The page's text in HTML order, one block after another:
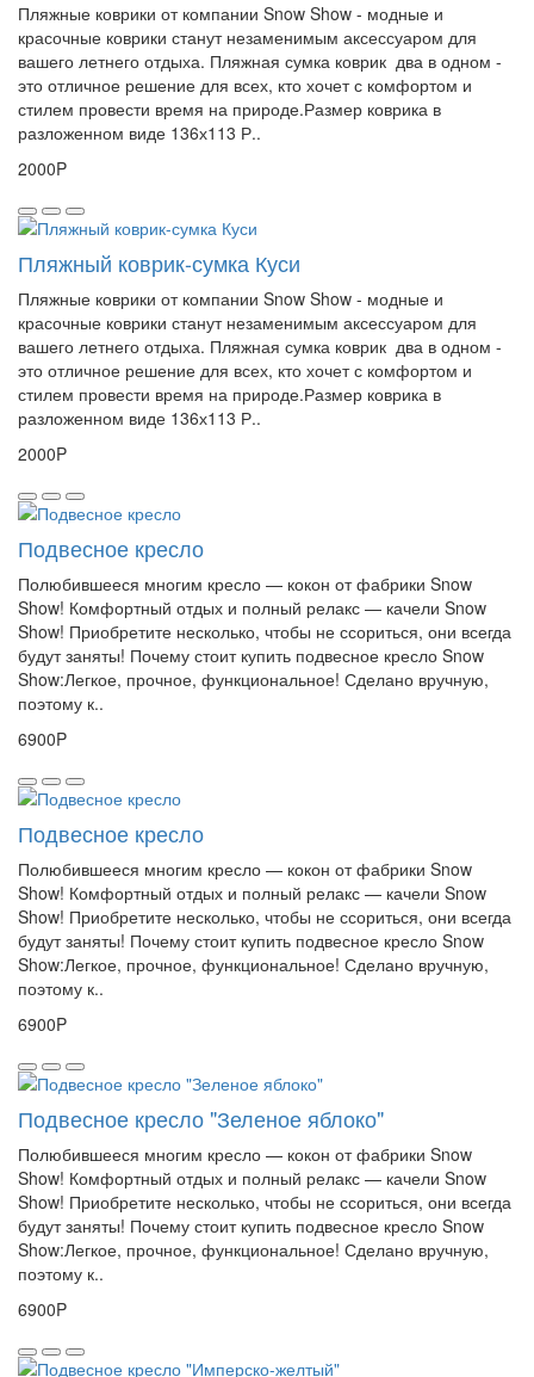
Пляжные коврики от компании Snow Show - модные и
красочные коврики станут незаменимым аксессуаром для
вашего летнего отдыха. Пляжная сумка коврик два в одном -
это отличное решение для всех, кто хочет с комфортом и
стилем провести время на природе.Размер коврика в
разложенном виде 136х113 Р..
2000P
Пляжный коврик-сумка Куси
Пляжные коврики от компании Snow Show - модные и
красочные коврики станут незаменимым аксессуаром для
вашего летнего отдыха. Пляжная сумка коврик два в одном -
это отличное решение для всех, кто хочет с комфортом и
стилем провести время на природе.Размер коврика в
разложенном виде 136х113 Р..
2000P
Подвесное кресло
Полюбившееся многим кресло — кокон от фабрики Snow
Show! Комфортный отдых и полный релакс — качели Snow
Show! Приобретите несколько, чтобы не ссориться, они всегда
будут заняты! Почему стоит купить подвесное кресло Snow
Show:Легкое, прочное, функциональное! Сделано вручную,
поэтому к..
6900P
Подвесное кресло
Полюбившееся многим кресло — кокон от фабрики Snow
Show! Комфортный отдых и полный релакс — качели Snow
Show! Приобретите несколько, чтобы не ссориться, они всегда
будут заняты! Почему стоит купить подвесное кресло Snow
Show:Легкое, прочное, функциональное! Сделано вручную,
поэтому к..
6900P
Подвесное кресло "Зеленое яблоко"
Полюбившееся многим кресло — кокон от фабрики Snow
Show! Комфортный отдых и полный релакс — качели Snow
Show! Приобретите несколько, чтобы не ссориться, они всегда
будут заняты! Почему стоит купить подвесное кресло Snow
Show:Легкое, прочное, функциональное! Сделано вручную,
поэтому к..
6900P